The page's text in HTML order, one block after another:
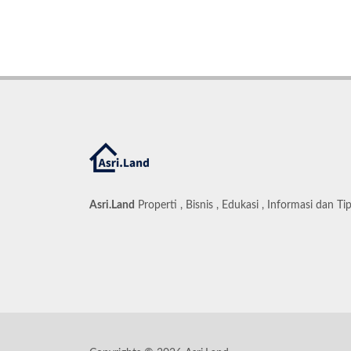
Asri.Land Properti , Bisnis , Edukasi , Informasi dan